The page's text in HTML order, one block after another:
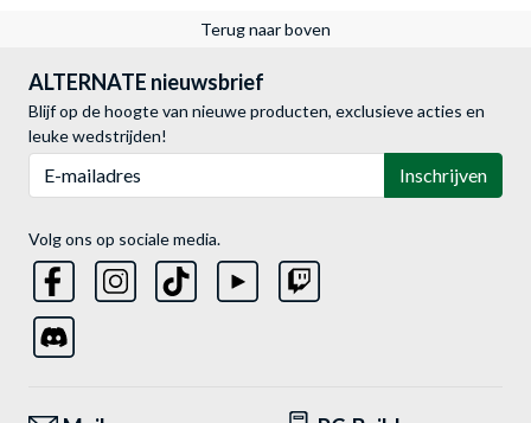
Terug naar boven
ALTERNATE nieuwsbrief
Blijf op de hoogte van nieuwe producten, exclusieve acties en
leuke wedstrijden!
Inschrijven
Volg ons op sociale media.